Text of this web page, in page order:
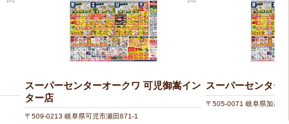
スーパーセンターオークワ 可児御嵩イン
ター店
〒509-0213 岐阜県可児市瀬田871-1
スーパーセンター
〒505-0071 岐阜県加茂郡